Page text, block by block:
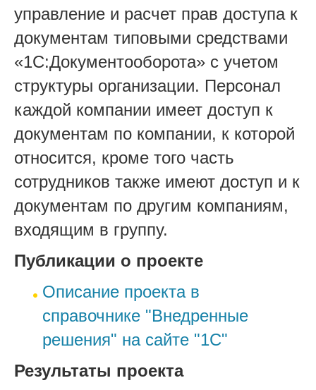
управление и расчет прав доступа к
документам типовыми средствами
«1С:Документооборота» с учетом
структуры организации. Персонал
каждой компании имеет доступ к
документам по компании, к которой
относится, кроме того часть
сотрудников также имеют доступ и к
документам по другим компаниям,
входящим в группу.
Публикации о проекте
Описание проекта в
справочнике "Внедренные
решения" на сайте "1С"
Результаты проекта